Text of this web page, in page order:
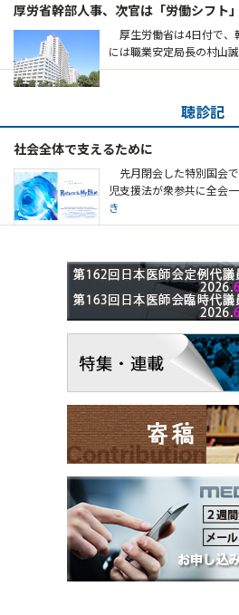
厚労省幹部人事、次官は「労働シフト
厚生労働省は4日付で、
には職業安定局長の村山
聴診記
社会全体で支えるために
先月閉会した特別国会
児支援法が衆参共に全会
き